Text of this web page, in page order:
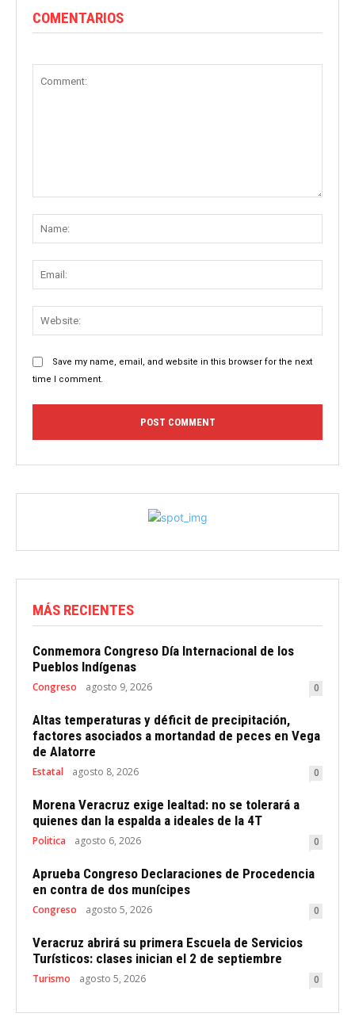
COMENTARIOS
Save my name, email, and website in this browser for the next
time I comment.
MÁS RECIENTES
Conmemora Congreso Día Internacional de los
Pueblos Indígenas
Congreso agosto 9, 2026 0
Altas temperaturas y déficit de precipitación,
factores asociados a mortandad de peces en Vega
de Alatorre
Estatal agosto 8, 2026 0
Morena Veracruz exige lealtad: no se tolerará a
quienes dan la espalda a ideales de la 4T
Politica agosto 6, 2026 0
Aprueba Congreso Declaraciones de Procedencia
en contra de dos munícipes
Congreso agosto 5, 2026 0
Veracruz abrirá su primera Escuela de Servicios
Turísticos: clases inician el 2 de septiembre
Turismo agosto 5, 2026 0